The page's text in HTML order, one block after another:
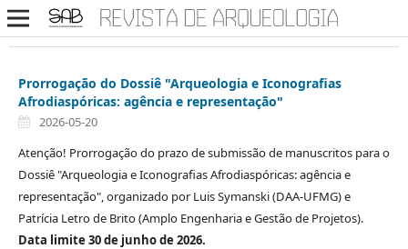
Prorrogação do Dossiê "Arqueologia e Iconografias
Afrodiaspóricas: agência e representação"
2026-05-20
Atenção! Prorrogação do prazo de submissão de manuscritos para o
Dossiê "Arqueologia e Iconografias Afrodiaspóricas: agência e
representação", organizado por Luis Symanski (DAA-UFMG) e
Patrícia Letro de Brito (Amplo Engenharia e Gestão de Projetos).
Data limite 30 de junho de 2026.